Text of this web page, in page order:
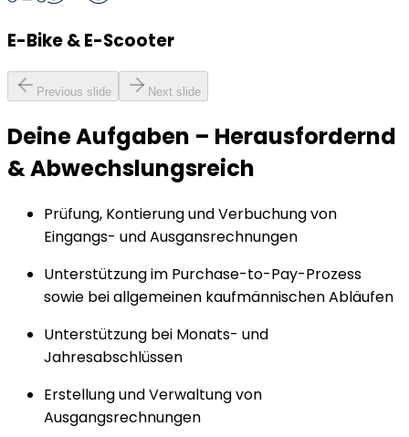
E-Bike & E-Scooter
Previous slide Next slide
Deine Aufgaben – Herausfordernd
& Abwechslungsreich
Prüfung, Kontierung und Verbuchung von
Eingangs- und Ausgansrechnungen
Unterstützung im Purchase-to-Pay-Prozess
sowie bei allgemeinen kaufmännischen Abläufen
Unterstützung bei Monats- und
Jahresabschlüssen
Erstellung und Verwaltung von
Ausgangsrechnungen